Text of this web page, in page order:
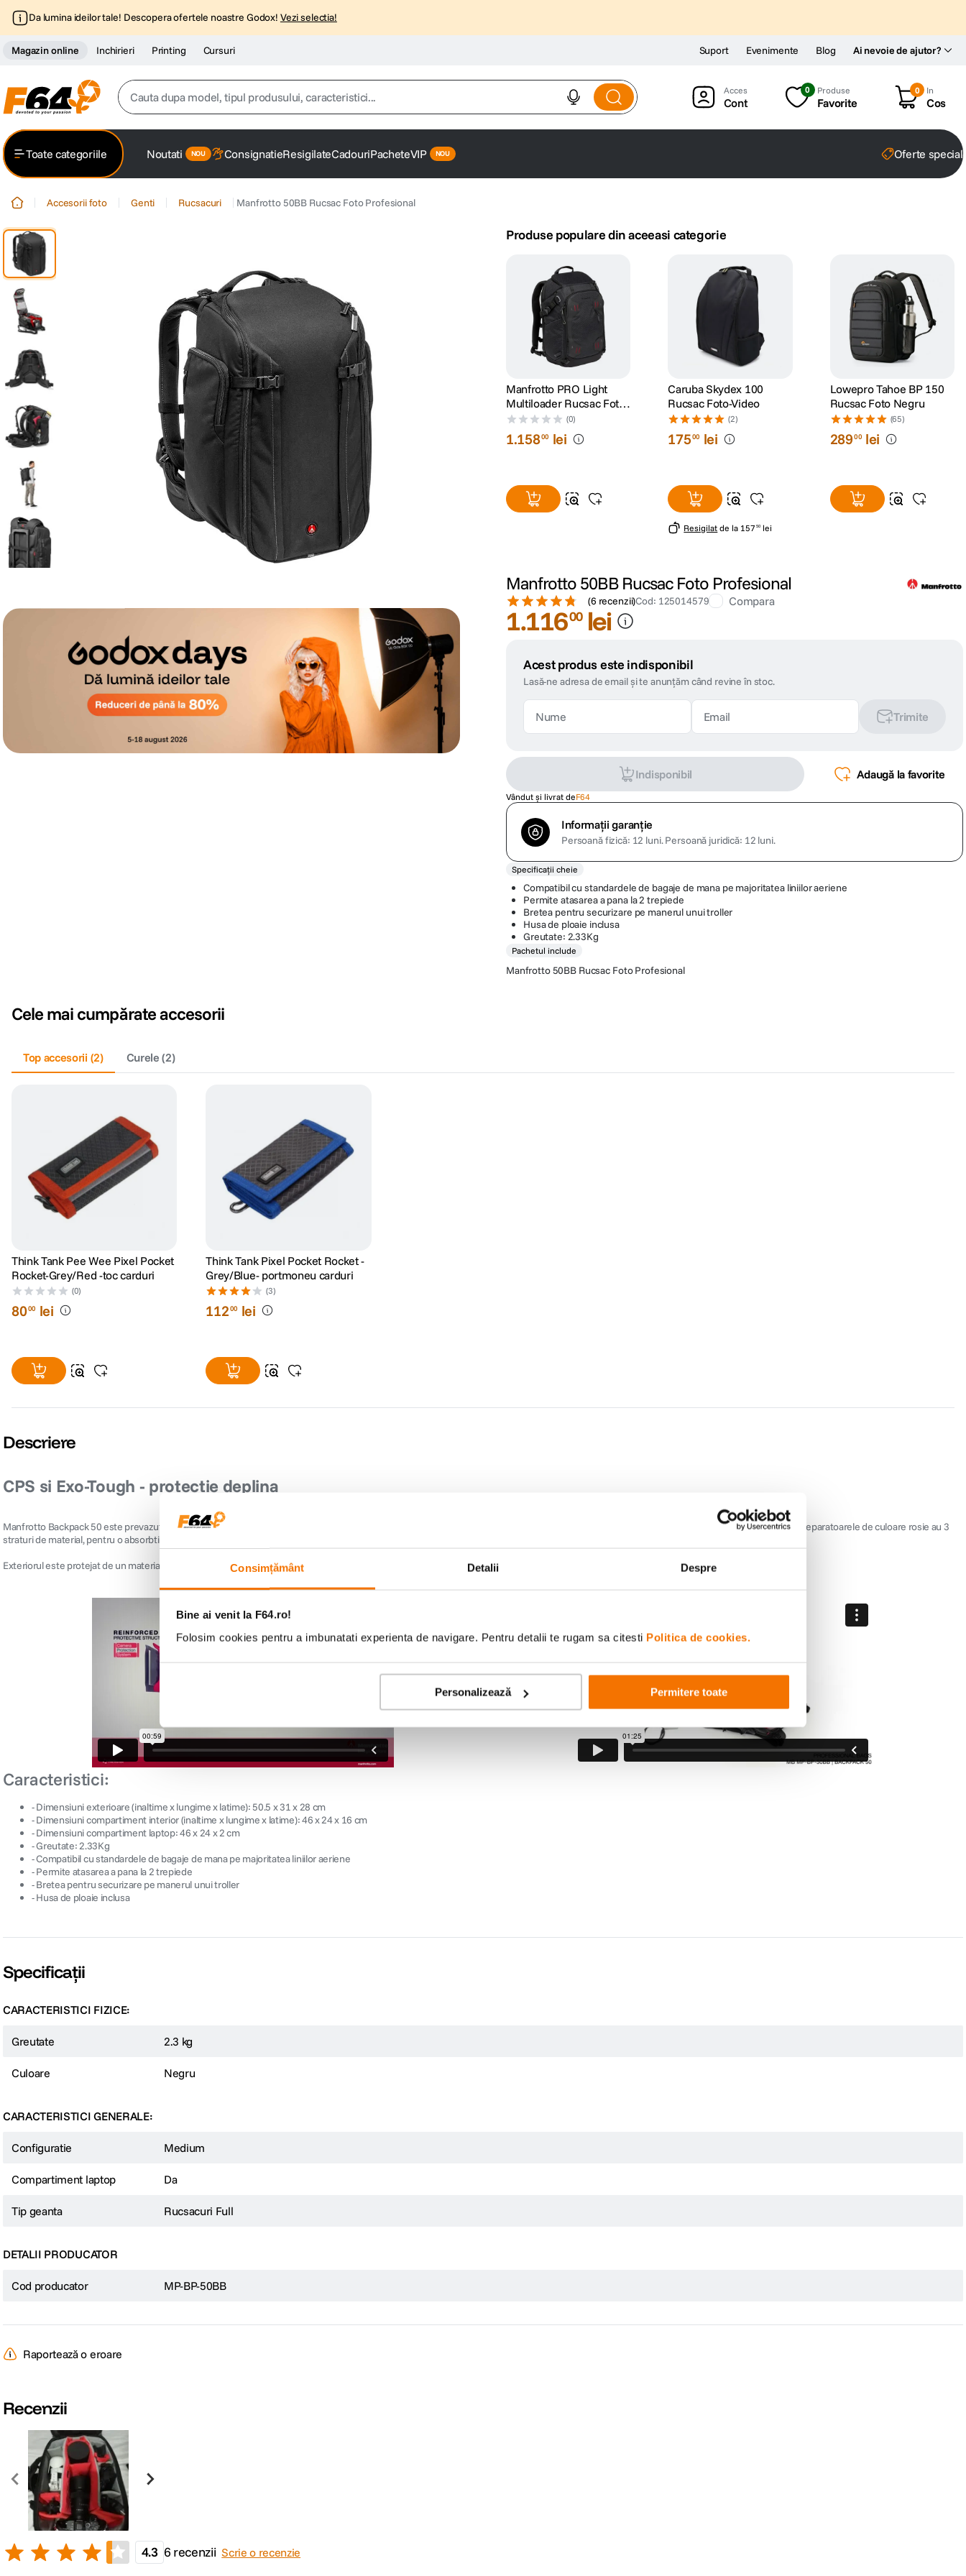
Consimțământ Detalii Despre
Bine ai venit la F64.ro!
Folosim cookies pentru a imbunatati experienta de navigare. Pentru detalii te rugam sa citesti Politica de cookies.
Personalizează Permitere toate
Da lumina ideilor tale! Descopera ofertele noastre Godox! Vezi selectia!
Magazin online Inchirieri Printing Cursuri Ai nevoie de ajutor?
Suport Evenimente Blog
Cauta dupa model, tipul produsului, caracteristici...
2. trepied
canon sx740 hs
lavaliera
card memorie
dji mic mini
dji osmo
insta 360
Cont
0 Produse
Favorite
0 In
Cos
Toate categoriile Noutati ConsignatieResigilateCadouriPacheteVIP Oferte
Accesorii foto Genti Rucsacuri Manfrotto 50BB Rucsac Foto Profesional
Produse populare din aceeasi categorie
Manfrotto PRO Light
Multiloader Rucsac Foto
M
(0)
1.15800 lei
Caruba Skydex 100
Rucsac Foto-Video
(2)
17500 lei
Resigilat de la 157 50 lei
Lowepro Tahoe BP 150
Rucsac Foto Negru
(65)
28900 lei
Manfrotto 50BB Rucsac Foto Profesional
(6 recenzii)Cod: 125014579 Compara
1.11600 lei
Acest produs este indisponibil
Lasă-ne adresa de email și te anunțăm când revine în stoc.
Trimite
Indisponibil Adaugă la favorite
Vândut și livrat deF64
Informații garanție
Persoană fizică: 12 luni.Persoană juridică: 12 luni.
Specificații cheie
Compatibil cu standardele de bagaje de mana pe majoritatea liniilor aeriene
Permite atasarea a pana la 2 trepiede
Bretea pentru securizare pe manerul unui troller
Husa de ploaie inclusa
Greutate: 2.33Kg
Pachetul include
Manfrotto 50BB Rucsac Foto Profesional
Cele mai cumpărate accesorii
Top accesorii (2) Curele (2)
Think Tank Pee Wee Pixel Pocket
Rocket-Grey/Red -toc carduri
(0)
8000 lei
Think Tank Pixel Pocket Rocket -
Grey/Blue- portmoneu carduri
(3)
11200 lei
Descriere
CPS si Exo-Tough - protectie deplina
Manfrotto Backpack 50 este prevazut cu tehnologiaCPS (Camera Protection System)
- gandita special pentru a asigura protectie sporita camerei si obiectivelor in zona centrala a rucsacului. Separatoarele de culoare rosie au 3
straturi de material, pentru o absorbtie sporita a socurilor.
Exteriorul este protejat de un material multistrat -
Exo-Tough- pentru rezistenta si protectie maxima.
Caracteristici:
- Dimensiuni exterioare (inaltime x lungime x latime): 50.5 x 31 x 28 cm
- Dimensiuni compartiment interior (inaltime x lungime x latime): 46 x 24 x 16 cm
- Dimensiuni compartiment laptop: 46 x 24 x 2 cm
- Greutate: 2.33Kg
- Compatibil cu standardele de bagaje de mana pe majoritatea liniilor aeriene
- Permite atasarea a pana la 2 trepiede
- Bretea pentru securizare pe manerul unui troller
- Husa de ploaie inclusa
Specificații
CARACTERISTICI FIZICE:
Greutate 2.3 kg
Culoare Negru
CARACTERISTICI GENERALE:
Configuratie Medium
Compartiment laptop Da
Tip geanta Rucsacuri Full
DETALII PRODUCATOR
Cod producator MP-BP-50BB
Raportează o eroare
Recenzii
4.3 6 recenzii Scrie o recenzie